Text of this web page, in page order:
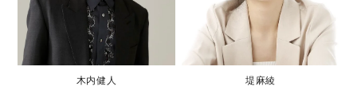
木内健人 堤麻綾